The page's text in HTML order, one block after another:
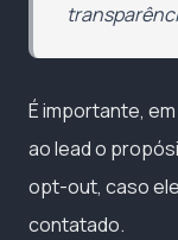
É importante,
ao lead o
opt-out, caso
contatado.